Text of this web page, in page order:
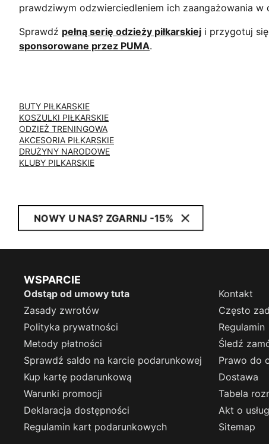
prawdziwym odzwierciedleniem ich zaangażowania w
Sprawdź pełną serię odzieży piłkarskiej i przygotuj
sponsorowane przez PUMA.
BUTY PIŁKARSKIE
KOSZULKI PIŁKARSKIE
ODZIEŻ TRENINGOWA
AKCESORIA PIŁKARSKIE
DRUŻYNY NARODOWE
KLUBY PILKARSKIE
NOWY U NAS? ZGARNIJ -15%
WSPARCIE
Odstąp od umowy tuta
Kontakt
Zasady zwrotów
Często
Polityka prywatności
Regulamin
Metody płatności
Śledź
Sprawdź saldo na karcie podarunkowej
Prawo do
Kup kartę podarunkową
Dostawa
Warunki promocji
Tabela
Deklaracja dostępności
Akt o
Regulamin kart podarunkowych
Sitemap